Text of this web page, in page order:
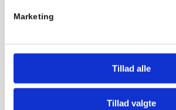
Marketing
Tillad alle
Tillad valgte
der identificerer dine kunders
Gennem Exit Interviews kortlægger vi
Undersøgelsen gennemføres ved at
før de går ind i butikken og igen når de går